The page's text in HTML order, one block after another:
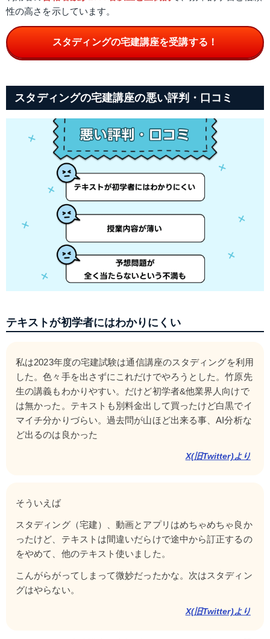
性の高さを示しています。
スタディングの宅建講座を受講する！
スタディングの宅建講座の悪い評判・口コミ
テキストが初学者にはわかりにくい
私は2023年度の宅建試験は通信講座のスタディングを利用
した。色々手を出さずにこれだけでやろうとした。竹原先
生の講義もわかりやすい。だけど初学者&他業界人向けで
は無かった。テキストも別料金出して買ったけど白黒でイ
マイチ分かりづらい。過去問が山ほど出来る事、AI分析な
ど出るのは良かった
X(旧Twitter)より
そういえば
スタディング（宅建）、動画とアプリはめちゃめちゃ良か
ったけど、テキストは間違いだらけで途中から訂正するの
をやめて、他のテキスト使いました。
こんがらがってしまって微妙だったかな。次はスタディン
グはやらない。
X(旧Twitter)より